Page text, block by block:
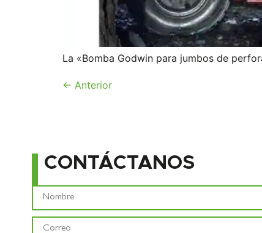
La «Bomba Godwin para jumbos de
← Anterior
CONTÁCTANOS